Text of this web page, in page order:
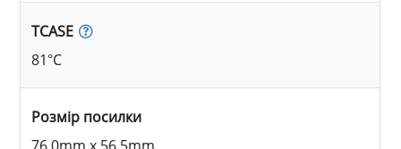
TCASE
81°C
Розмір посилки